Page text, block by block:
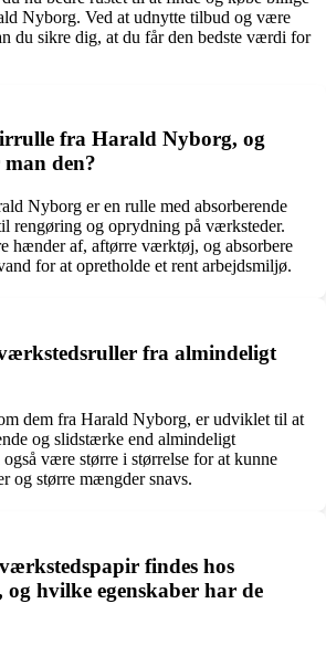
Nyborg. Ved at udnytte tilbud og være
du sikre dig, at du får den bedste værdi for
fra Harald Nyborg, og
den?
Nyborg er en rulle med absorberende
rengøring og oprydning på værksteder.
hænder af, aftørre værktøj, og absorbere
for at opretholde et rent arbejdsmiljø.
fra almindeligt
dem fra Harald Nyborg, er udviklet til at
og slidstærke end almindeligt
være større i størrelse for at kunne
og større mængder snavs.
findes hos
hvilke egenskaber har de